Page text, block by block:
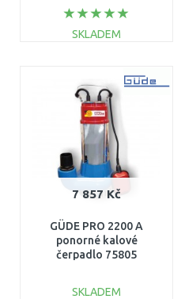
(15000l/h, 10m) 112831
SKLADEM
Porovnat
7 857 Kč
GÜDE PRO 2200 A
ponorné kalové
čerpadlo 75805
SKLADEM